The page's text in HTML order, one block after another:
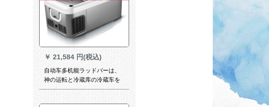
￥ 21,584 円(税込)
自动车多机能ラッドバーは、
神の运転と冷蔵库の冷蔵车を
兼用しているところを発见し